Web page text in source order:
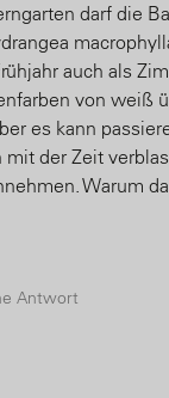
darf die
auch als
von weiß
es kann
mit der Zeit
Warum
Antwort